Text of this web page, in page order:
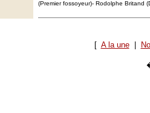
(Premier fossoyeur)- Rodolphe Britand
[ A la une|